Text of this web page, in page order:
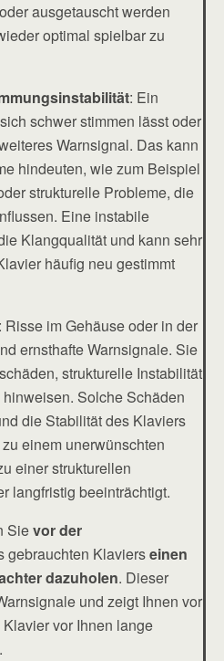
ausgetauscht werden
optimal spielbar zu
: Ein
schwer stimmen lässt oder
Warnsignal. Das kann
hindeuten, wie zum Beispiel
strukturelle Probleme, die
Eine instabile
Klangqualität und kann sehr
häufig neu gestimmt
: Risse im Gehäuse oder in der
ernsthafte Warnsignale. Sie
strukturelle Instabilität
Solche Schäden
die Stabilität des Klaviers
einem unerwünschten
einer strukturellen
langfristig beeinträchtigt.
Sievor der
gebrauchten Klavierseinen
dazuholen. Dieser
und zeigt Ihnen vor
vor Ihnen lange